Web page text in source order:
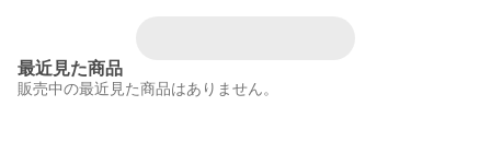
最近見た商品
販売中の最近見た商品はありません。